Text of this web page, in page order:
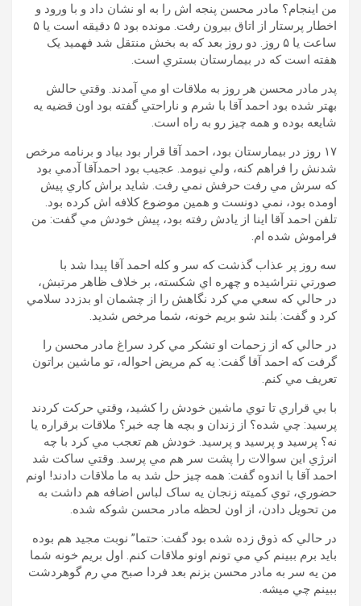
من اينجام؟ مادر محسن پنجه اش را به او نشان داد و با ورود و
اخطار پرستار از اتاق بيرون رفت. مونده بود ۵ دقيقه است يا ۵
ساعت يا ۵ روز. دو روز بعد که به بخش منتقل شد فهميد يک
هفته است که در بيمارستان بستري است.
پدر مادر محسن هر روز به ملاقات او مي آمدند. وقتي حالش
بهتر شده بود احمد آقا با شرم و ناراحتي گفته بود اون قضيه يه
شايعه بوده و همه چيز رو به راه است.
۱۷ روز در بيمارستان بود، احمد آقا قرار بود بياد و برنامه مرخص
شدنش را فراهم کنه، ولي نيومد. عجيب بود احمدآقا آدمي بود
که سرش مي رفت حرفش نمي رفت. شايد براش کاري پيش
اومده بود، نمي دونست و همين موضوع کلافه اش کرده بود.
تلفن احمد آقا اينا از يادش رفته بود، پيش خودش مي گفت: من
فراموش شده ام.
سه روز پر عذاب گذشت که سر و کله احمد آقا پيدا شد با
صورتي نتراشيده و چهره اي شکسته، بر خلاف ظاهر مرتبش،
در حالي که سعي مي کرد نگاهش را از چشمان او بدزدد سلامي
کرد و گفت: بلند شو بريم خونه، شما مرخص شديد.
در حالي که از زحمات او تشکر مي کرد سراغ مادر محسن را
گرفت که احمد آقا گفت: يه کم مريض احواله، تو ماشين براتون
تعريف مي کنم.
با بي قراري تا توي ماشين خودش را کشيد، وقتي حرکت کردند
پرسيد: چي شده؟ از زندان و بچه ها چه خبر؟ ملاقات برقراره يا
نه؟ پرسيد و پرسيد و پرسيد. خودش هم تعجب مي کرد با چه
انرژي اين سوالات را پشت سر هم مي پرسد. وقتي ساکت شد
احمد آقا با اندوه گفت: همه چيز حل شد به ما ملاقات دادند! اونم
حضوري، توي کميته زنجان يه ساک لباس اضافه هم داشت به
من تحويل دادن، از اون لحظه مادر محسن شوکه شده.
در حالي که ذوق زده شده بود گفت: حتما” نوبت مجيد هم بوده
بايد برم ببينم کي مي تونم اونو ملاقات کنم. اول بريم خونه شما
من يه سر به مادر محسن بزنم بعد فردا صبح مي رم گوهردشت
ببينم چي ميشه.